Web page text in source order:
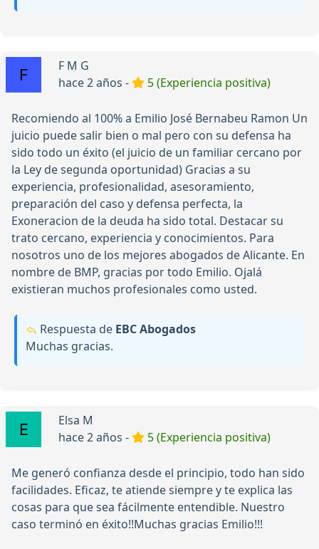
F M G
hace 2 años -
5 (Experiencia positiva)
Recomiendo al 100% a Emilio José Bernabeu Ramon Un
juicio puede salir bien o mal pero con su defensa ha
sido todo un éxito (el juicio de un familiar cercano por
la Ley de segunda oportunidad) Gracias a su
experiencia, profesionalidad, asesoramiento,
preparación del caso y defensa perfecta, la
Exoneracion de la deuda ha sido total. Destacar su
trato cercano, experiencia y conocimientos. Para
nosotros uno de los mejores abogados de Alicante. En
nombre de BMP, gracias por todo Emilio. Ojalá
existieran muchos profesionales como usted.
Respuesta de EBC Abogados
Muchas gracias.
Elsa M
hace 2 años -
5 (Experiencia positiva)
Me generó confianza desde el principio, todo han sido
facilidades. Eficaz, te atiende siempre y te explica las
cosas para que sea fácilmente entendible. Nuestro
caso terminó en éxito!!Muchas gracias Emilio!!!